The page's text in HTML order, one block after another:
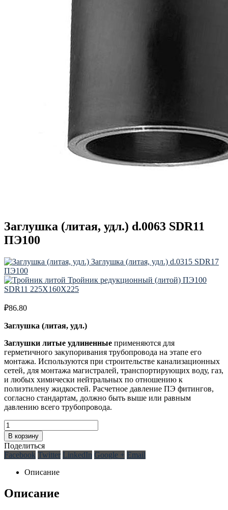
Заглушка (литая, удл.) d.0063 SDR11
ПЭ100
Заглушка (литая, удл.) d.0315 SDR17
ПЭ100
Тройник редукционный (литой) ПЭ100
SDR11 225Х160X225
₽86.80
Заглушка (литая, удл.)
Заглушки литые удлиненные применяются для
герметичного закупоривания трубопровода на этапе его
монтажа. Используются при строительстве канализационных
сетей, для монтажа магистралей, транспортирующих воду, газ,
и любых химически нейтральных по отношению к
полиэтилену жидкостей. Расчетное давление ПЭ фитингов,
согласно стандартам, должно быть выше или равным
давлению всего трубопровода.
В корзину
Поделиться
Facebook Twitter LinkedIn Google + Email
Описание
Описание